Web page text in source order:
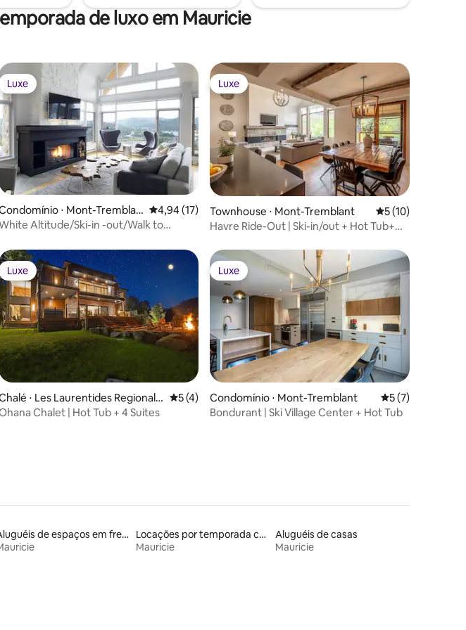
de luxo em Mauricie
média de 5, 22 avaliações
Luxe
Luxe
⋅ Mont-Tremblan 4,94 de uma avaliação média de 5, 17 avaliações
4,94 (17)
Altitude/Ski-in -out/Walk to
Luxe
Luxe
Townhouse ⋅ Mont-Tremblant 5 de uma
5 (10)
Havre Ride-Out | Ski-in/out + Hot Tub+
média de 5, 22 avaliações
Luxe
Luxe
⋅ Les Laurentides Regional
Municipality
5 de uma avaliação média de 5, 4 avaliações
5 (4)
Chalet | Hot Tub + 4 Suites
Luxe
Luxe
Condomínio ⋅ Mont-Tremblant 5 de uma
5 (7)
Bondurant | Ski Village Center + Hot Tub
Aluguéis de espaços em frente à praia
Locações por temporada com piscina
Mauricie
Aluguéis de casas
Mauricie